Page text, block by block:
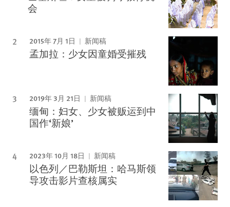
会
2015年 7月 1日 新闻稿
孟加拉：少女因童婚受摧残
2019年 3月 21日 新闻稿
缅甸：妇女、少女被贩运到中
国作‘新娘’
2023年 10月 18日 新闻稿
以色列／巴勒斯坦：哈马斯领
导攻击影片查核属实